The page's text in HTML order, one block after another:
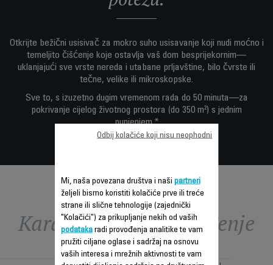
Otkrijte bežični usisivač za mokro suho usisavanje koji nudi moćno i
temeljito čišćenje koje ostavlja vaš dom besprijekornim—
uklanjajući sve vrste nereda i utabane prljavštine, bilo čvrste ili
tečne, velike ili mikroskopske.
Sve to, s izuzetno dugim vremenom rada do 50 minuta—za
pokrivanje cijelog životnog prostora (do 350 m²) s jednim
punjenjem.*
Karakteristike - Poređenje
Mi, naša povezana društva i naši partneri
željeli bismo koristiti kolačiće prve ili treće
strane ili slične tehnologije (zajednički
"Kolačići") za prikupljanje nekih od vaših
podatakaradi provođenja analitike te vam
pružiti ciljane oglase i sadržaj na osnovu
vaših interesa i mrežnih aktivnosti te vam
Odbij kolačiće koji nisu neophodni